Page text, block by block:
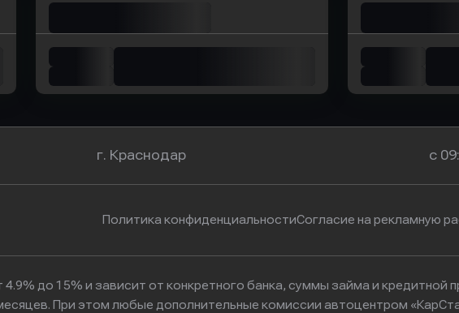
г. Краснодар с
Политика конфиденциальностиСогласие на рекламную
до 15% и зависит от конкретного банка, суммы займа и кредитной
При этом любые дополнительные комиссии автоцентром